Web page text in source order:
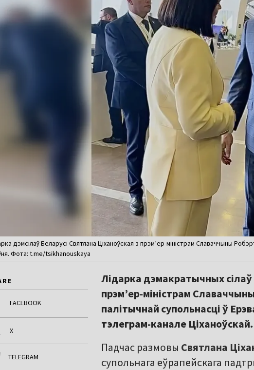
дэмсілаў Беларусі Святлана Ціханоўская з прэм’ер-міністрам Славаччыны
Фота: t.me/tsikhanouskaya
FACEBOOK
X
TELEGRAM
Лідарка дэмакратычных
прэм’ер-міністрам
палітычнай супольнасці ў
тэлеграм-канале Ціханоўскай.
Падчас размовы Святлана
супольнага еўрапейскага